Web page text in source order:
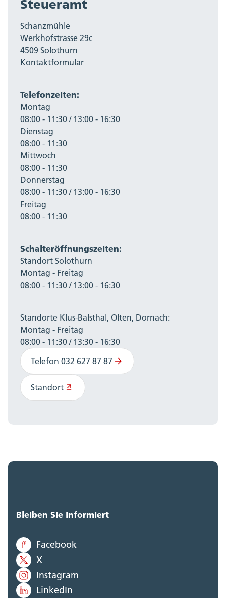
Steueramt
Schanzmühle
Werkhofstrasse 29c
4509 Solothurn
Kontaktformular
Telefonzeiten:
Montag
08:00 - 11:30 / 13:00 - 16:30
Dienstag
08:00 - 11:30
Mittwoch
08:00 - 11:30
Donnerstag
08:00 - 11:30 / 13:00 - 16:30
Freitag
08:00 - 11:30
Schalteröffnungszeiten:
Standort Solothurn
Montag - Freitag
08:00 - 11:30 / 13:00 - 16:30
Standorte Klus-Balsthal, Olten, Dornach:
Montag - Freitag
08:00 - 11:30 / 13:30 - 16:30
Telefon 032 627 87 87
Standort
Bleiben Sie informiert
Facebook
X
Instagram
LinkedIn